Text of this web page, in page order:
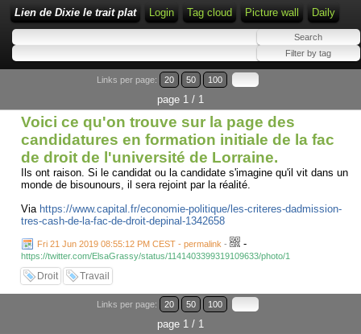
Lien de Dixie le trait plat Login Tag cloud Picture wall Daily
Links per page: 20 50 100
page 1 / 1
Voici ce qu'on trouve sur la page des
candidatures en formation initiale de la fac
de droit de l'université de Lorraine.
Ils ont raison. Si le candidat ou la candidate s'imagine qu'il vit dans un
monde de bisounours, il sera rejoint par la réalité.
Via https://www.capital.fr/economie-politique/les-criteres-dadmission-
tres-cash-de-la-fac-de-droit-depinal-1342658
Fri 21 Jun 2019 08:55:12 PM CEST - permalink - -
https://twitter.com/ElsaGrassy/status/1141403399319109633/photo/1
Droit Travail
Links per page: 20 50 100
page 1 / 1